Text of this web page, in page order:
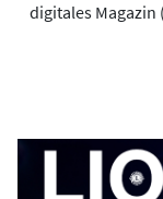
digitales Magazin